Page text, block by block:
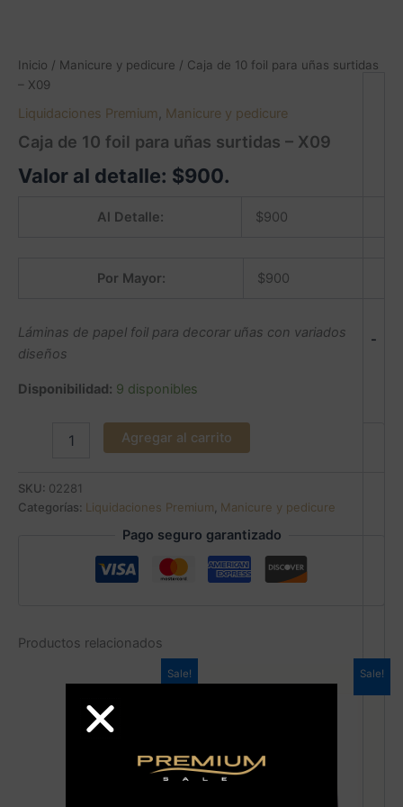
Inicio / Manicure y pedicure / Caja de 10 foil para uñas surtidas
– X09
Liquidaciones Premium , Manicure y pedicure
Caja de 10 foil para uñas surtidas – X09
Valor al detalle: $900.
Al Detalle: $900
Por Mayor: $900
Láminas de papel foil para decorar uñas con variados
diseños
Disponibilidad: 9 disponibles
-
Agregar al carrito
SKU: 02281
Categorías: Liquidaciones Premium Manicure y pedicure
Pago seguro garantizado
Productos relacionados
Sale! Sale!